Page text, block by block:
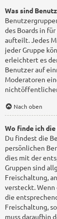
Was sind
des Boards in
aufteilt. Jedes
jeder Gruppe
erleichtert es
Benutzer auf
Moderatoren
Nach oben
Wo finde ich
Du findest die
persönlichen
dies mit der
Gruppen sind
Freischaltung,
versteckt. Wenn
die
Freischaltung,
muss daraufhin